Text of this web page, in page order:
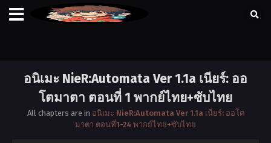
อนิเมะ NieR:Automata Ver 1.1a เนียร์: ออ
โตมาตา ตอนที่ 1 พากย์ไทย+ซับไทย
All chapters are in อนิเมะ NieR:Automata Ver 1.1a เนียร์: ออโต
มาตา ตอนที่1-24 พากย์ไทย+ซับไทย